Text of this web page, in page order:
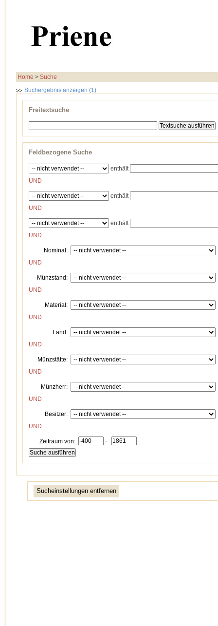
Home > Suche
Suchergebnis anzeigen (1)
Freitextsuche
Feldbezogene Suche
enthält
UND
enthält
UND
enthält
UND
Nominal:
UND
Münzstand:
UND
Material:
UND
Land:
UND
Münzstätte:
UND
Münzherr:
UND
Besitzer:
UND
Zeitraum von: -
Sucheinstellungen entfernen